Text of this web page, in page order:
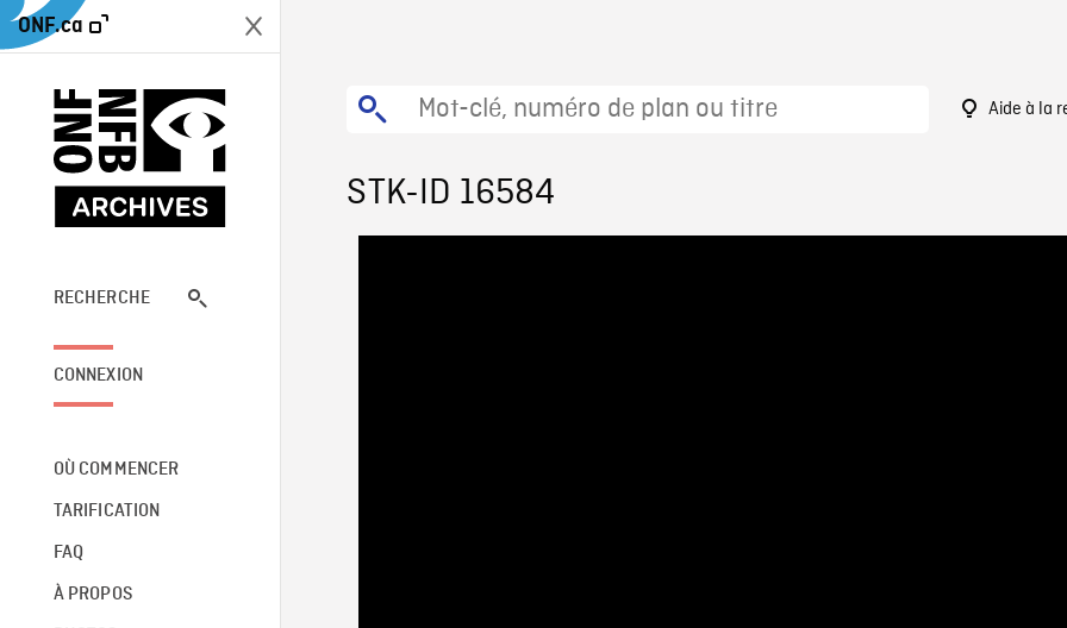
ONF.ca
RECHERCHE
CONNEXION
OÙ COMMENCER
TARIFICATION
FAQ
À PROPOS
Aide à la
STK-ID 16584